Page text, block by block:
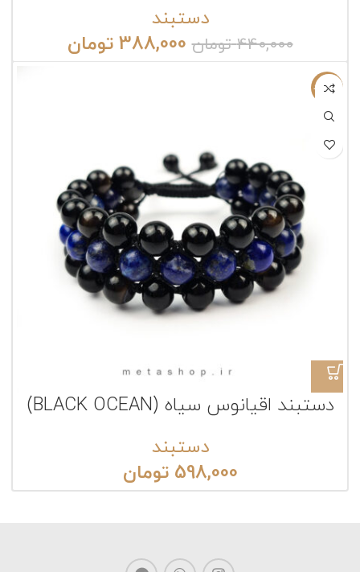
دستبند
440,000 تومان 388,000 تومان
ناموجود
دستبند اقیانوس سیاه (BLACK OCEAN)
دستبند
598,000 تومان